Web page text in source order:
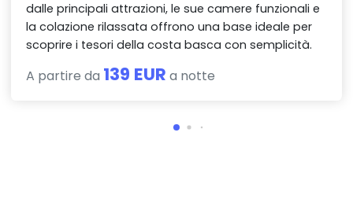
dalle principali attrazioni, le sue camere funzionali e
la colazione rilassata offrono una base ideale per
scoprire i tesori della costa basca con semplicità.
A partire da 139 EUR a notte